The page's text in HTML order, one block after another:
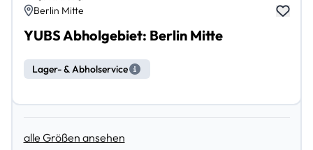
Berlin Mitte
YUBS Abholgebiet: Berlin Mitte
Lager- & Abholservice
alle Größen ansehen